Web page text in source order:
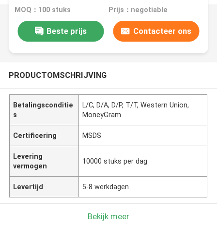
hydratatieapparaat en massagerbatterij
MOQ：100 stuks Prijs：negotiable
Beste prijs Contacteer ons
PRODUCTOMSCHRIJVING
Betalingsconditie
s
L/C, D/A, D/P, T/T, Western Union,
MoneyGram
Certificering MSDS
Levering
vermogen
10000 stuks per dag
Levertijd 5-8 werkdagen
Bekijk meer